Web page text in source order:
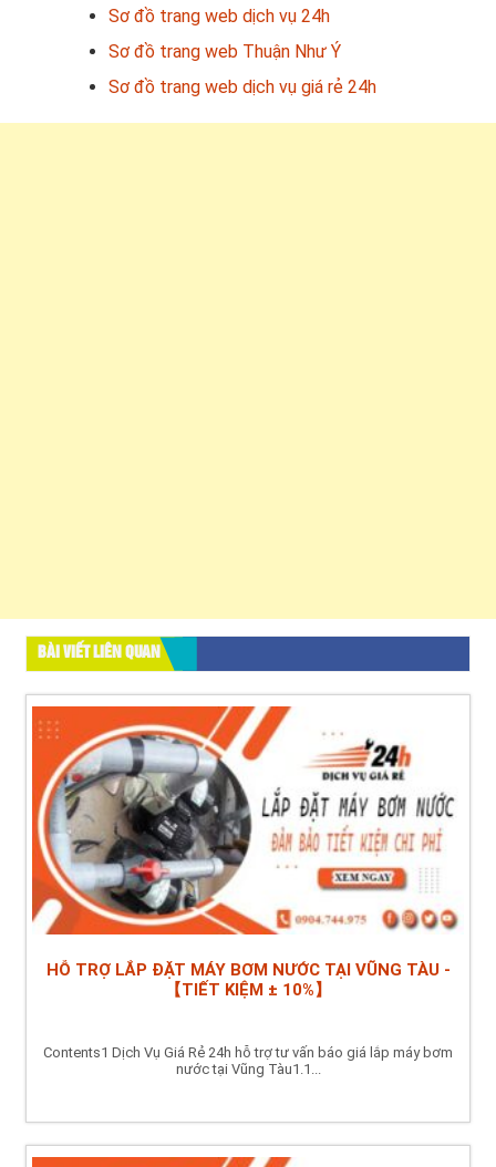
Sơ đồ trang web dịch vụ 24h
Sơ đồ trang web Thuận Như Ý
Sơ đồ trang web dịch vụ giá rẻ 24h
BÀI VIẾT LIÊN QUAN
HỖ TRỢ LẮP ĐẶT MÁY BƠM NƯỚC TẠI VŨNG TÀU -
【TIẾT KIỆM ± 10%】
Contents1 Dịch Vụ Giá Rẻ 24h hỗ trợ tư vấn báo giá lắp máy bơm
nước tại Vũng Tàu1.1...